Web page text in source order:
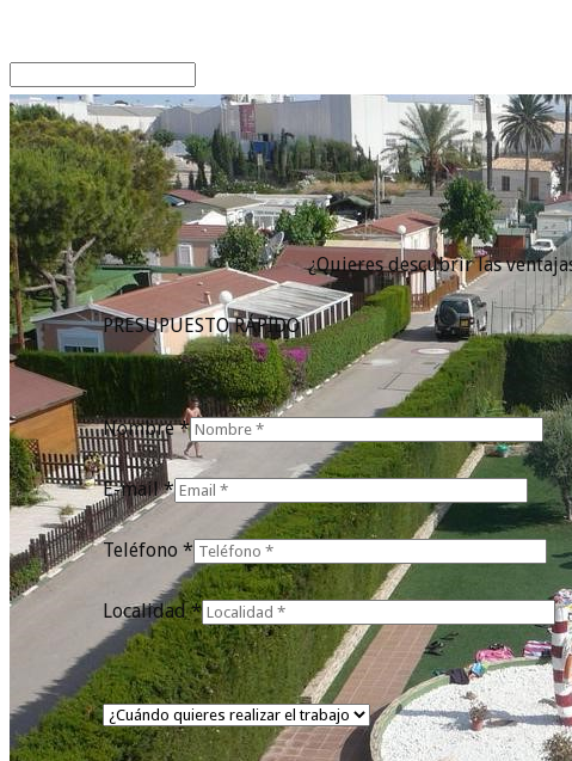
¿Quieres descubrir las
PRESUPUESTO RÁPIDO
Nombre *
E-mail *
Teléfono *
Localidad *